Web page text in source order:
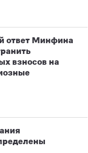
ответ Минфина
взносов на